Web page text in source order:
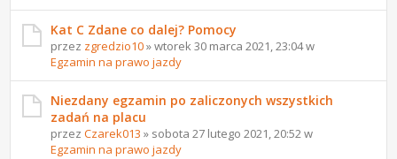
Kat C Zdane co dalej? Pomocy
przez zgredzio10» wtorek 30 marca 2021, 23:04 w
Egzamin na prawo jazdy
Niezdany egzamin po zaliczonych wszystkich
zadań na placu
przezCzarek013 » sobota 27 lutego 2021, 20:52 w
Egzamin na prawo jazdy